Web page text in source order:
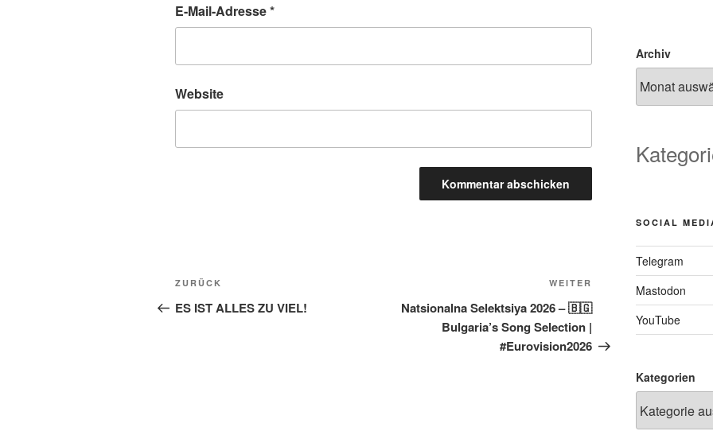
E-Mail-Adresse*
Website
Beitragsnavigation
Vorheriger
Beitrag
ZURÜCK
ES IST ALLES ZU VIEL!
Nächster
Beitrag
WEITER
Natsionalna Selektsiya 2026 – 🇧🇬
Bulgaria’s Song Selection |
#Eurovision2026
Archiv
SOCIAL
Telegram
Mastodon
YouTube
Kategorien